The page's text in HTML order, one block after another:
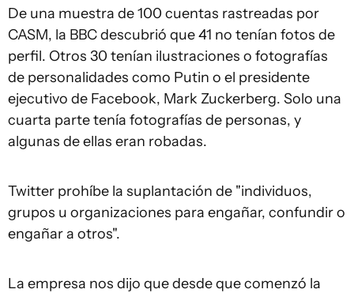
De una muestra de 100 cuentas rastreadas por
CASM, la BBC descubrió que 41 no tenían fotos de
perfil. Otros 30 tenían ilustraciones o fotografías
de personalidades como Putin o el presidente
ejecutivo de Facebook, Mark Zuckerberg. Solo una
cuarta parte tenía fotografías de personas, y
algunas de ellas eran robadas.
Twitter prohíbe la suplantación de "individuos,
grupos u organizaciones para engañar, confundir o
engañar a otros".
La empresa nos dijo que desde que comenzó la